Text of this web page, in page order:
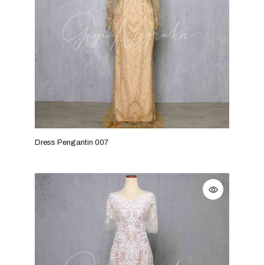
Dress Pengantin 007